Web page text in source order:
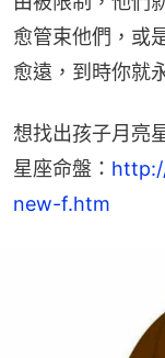
愈管束他們，或
愈遠，到時你就
想找出孩子月亮
星座命盤：
new-f.htm